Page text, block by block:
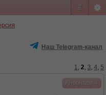
#
Наш Telegram-канал
1, 2, 3, 4, 5
Анвонави